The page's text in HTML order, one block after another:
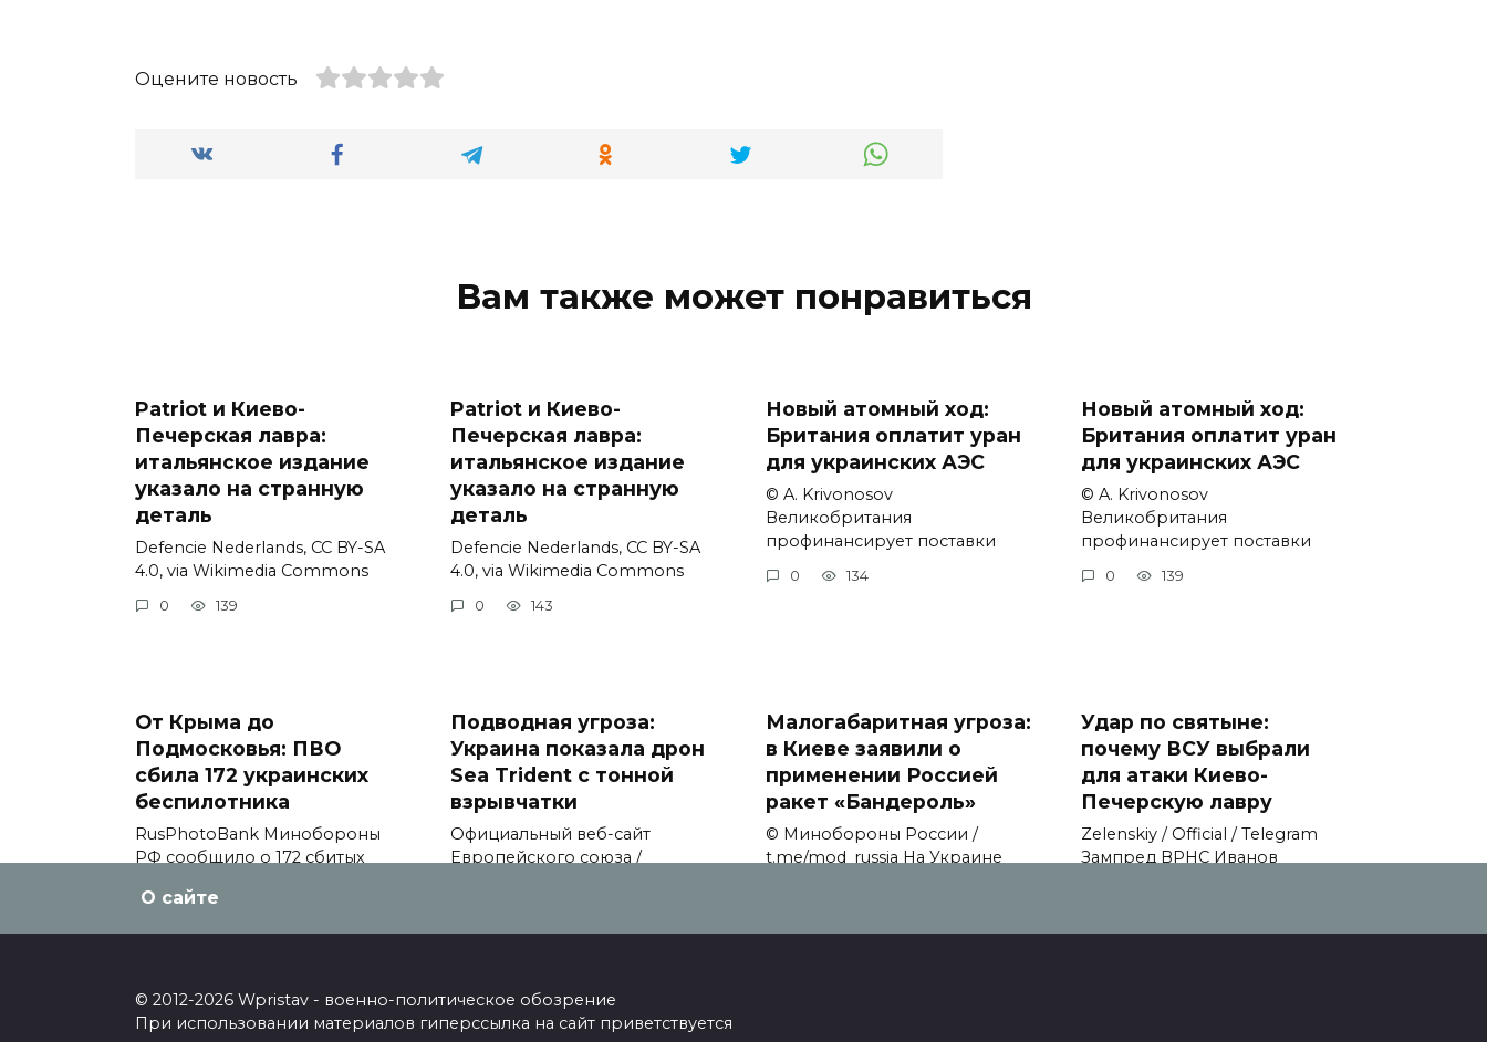
Оцените новость
Вам также может понравиться
Patriot и Киево-
Печерская лавра:
итальянское издание
указало на странную
деталь
Defencie Nederlands, CC BY-SA
4.0, via Wikimedia Commons
0 139
Patriot и Киево-
Печерская лавра:
итальянское издание
указало на странную
деталь
Defencie Nederlands, CC BY-SA
4.0, via Wikimedia Commons
0 143
Новый атомный ход:
Британия оплатит уран
для украинских АЭС
© A. Krivonosov
Великобритания
профинансирует поставки
0 134
Новый атомный ход:
Британия оплатит уран
для украинских АЭС
© A. Krivonosov
Великобритания
профинансирует поставки
0 139
От Крыма до
Подмосковья: ПВО
сбила 172 украинских
беспилотника
RusPhotoBank Минобороны
РФ сообщило о 172 сбитых
Подводная угроза:
Украина показала дрон
Sea Trident с тонной
взрывчатки
Официальный веб-сайт
Европейского союза /
Малогабаритная угроза:
в Киеве заявили о
применении Россией
ракет «Бандероль»
© Минобороны России /
t.me/mod_russia На Украине
Удар по святыне:
почему ВСУ выбрали
для атаки Киево-
Печерскую лавру
Zеlеnskiу / Оfficiаl / Telegram
Зампред ВРНС Иванов
О сайте
© 2012-2026 Wpristav - военно-политическое обозрение
При использовании материалов гиперссылка на сайт приветствуется